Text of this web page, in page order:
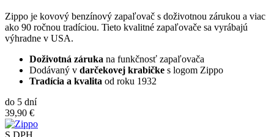
Zippo je kovový benzínový zapaľovač s doživotnou zárukou a viac
ako 90 ročnou tradíciou. Tieto kvalitné zapaľovače sa vyrábajú
výhradne v USA.
Doživotná záruka na funkčnosť zapaľovača
Dodávaný v darčekovej krabičke s logom Zippo
Tradícia a kvalita od roku 1932
do 5 dní
39,90 €
S DPH